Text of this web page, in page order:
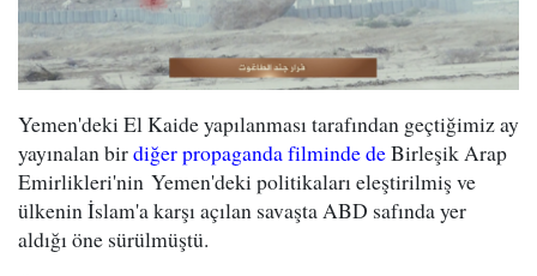
Yemen'deki El Kaide yapılanması tarafından geçtiğimiz ay
yayınalan birdiğer propaganda filminde deBirleşik Arap
Emirlikleri'nin Yemen'deki politikaları eleştirilmiş ve
ülkenin İslam'a karşı açılan savaşta ABD safında yer
aldığı öne sürülmüştü.